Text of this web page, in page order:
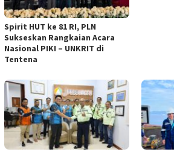
Spirit HUT ke 81 RI, PLN
Sukseskan Rangkaian Acara
Nasional PIKI – UNKRIT di
Tentena